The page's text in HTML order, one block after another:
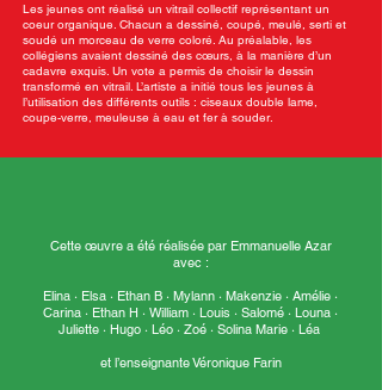
Les jeunes ont réalisé un vitrail collectif représentant un
coeur organique. Chacun a dessiné, coupé, meulé, serti et
soudé un morceau de verre coloré. Au préalable, les
collégiens avaient dessiné des cœurs, à la manière d’un
cadavre exquis. Un vote a permis de choisir le dessin
transformé en vitrail. L’artiste a initié tous les jeunes à
l’utilisation des différents outils : ciseaux double lame,
coupe-verre, meuleuse à eau et fer à souder.
Cette œuvre a été réalisée par Emmanuelle Azar
avec :
Elina · Elsa · Ethan B · Mylann · Makenzie · Amélie ·
Carina · Ethan H · William · Louis · Salomé · Louna ·
Juliette · Hugo · Léo · Zoé · Solina Marie · Léa
et l’enseignante Véronique Farin